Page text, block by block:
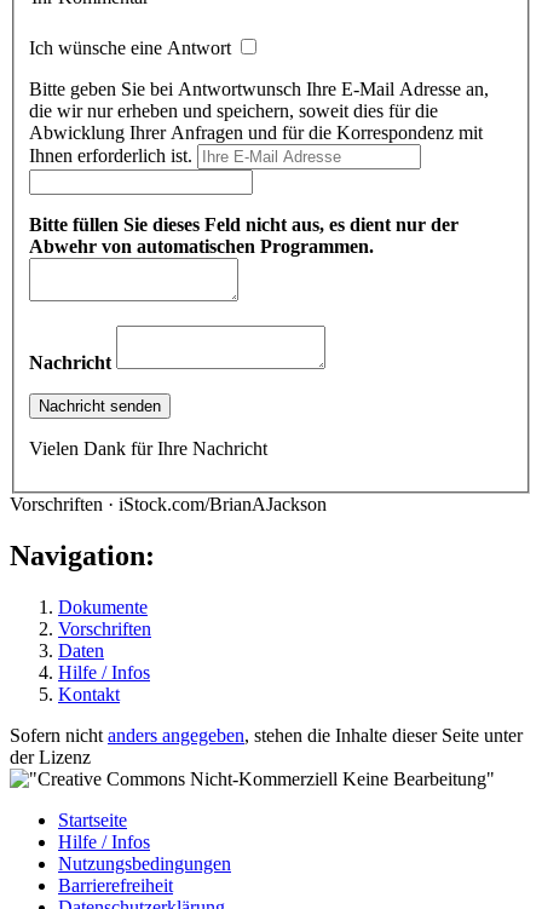
Ich wünsche eine Antwort
Bitte geben Sie bei Antwortwunsch Ihre E-Mail Adresse an,
die wir nur erheben und speichern, soweit dies für die
Abwicklung Ihrer Anfragen und für die Korrespondenz mit
Ihnen erforderlich ist.
Bitte füllen Sie dieses Feld nicht aus, es dient nur der
Abwehr von automatischen Programmen.
Nachricht
Vielen Dank für Ihre Nachricht
Vorschriften · iStock.com/BrianAJackson
Navigation:
Dokumente
Vorschriften
Daten
Hilfe / Infos
Kontakt
Sofern nicht anders angegeben, stehen die Inhalte dieser Seite unter
der Lizenz
Startseite
Hilfe / Infos
Nutzungsbedingungen
Barrierefreiheit